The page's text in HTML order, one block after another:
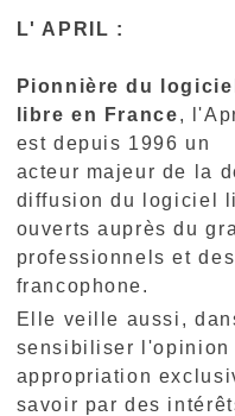
L' APRIL :
Pionnière du logiciel
libre en France,
est depuis 1996 un
acteur majeur de la
diffusion du logiciel
ouverts auprès du
professionnels et
francophone.
Elle veille aussi,
sensibiliser l'opinion
appropriation
savoir par des